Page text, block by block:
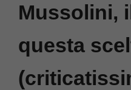
Mussolini,
questa